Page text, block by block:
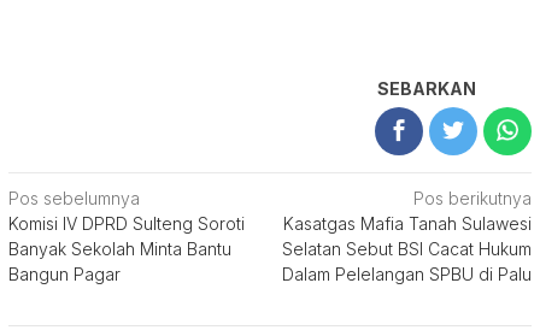
SEBARKAN
Navigasi
pos
Pos sebelumnya
Komisi IV DPRD Sulteng Soroti
Banyak Sekolah Minta Bantu
Bangun Pagar
Pos berikutnya
Kasatgas Mafia Tanah Sulawesi
Selatan Sebut BSI Cacat Hukum
Dalam Pelelangan SPBU di Palu